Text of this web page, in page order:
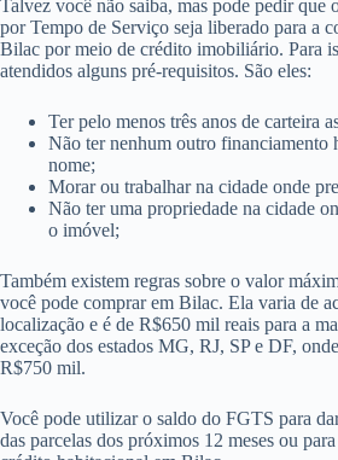
Talvez você não saiba, mas pode pedir que
por Tempo de Serviço seja liberado para a
Bilac por meio de crédito imobiliário. Para
atendidos alguns pré-requisitos. São eles:
Ter pelo menos três anos de carteira
Não ter nenhum outro financiamento
nome;
Morar ou trabalhar na cidade onde
Não ter uma propriedade na cidade
o imóvel;
Também existem regras sobre o valor
você pode comprar em Bilac. Ela varia de
localização e é de R$650 mil reais para a
exceção dos estados MG, RJ, SP e DF,
R$750 mil.
Você pode utilizar o saldo do FGTS para
das parcelas dos próximos 12 meses ou